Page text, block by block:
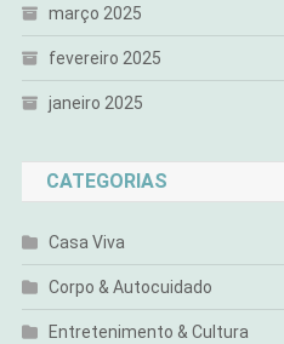
março 2025
fevereiro 2025
janeiro 2025
CATEGORIAS
Casa Viva
Corpo & Autocuidado
Entretenimento & Cultura